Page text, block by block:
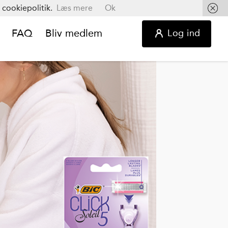
FAQ Bliv medlem Log ind
cookiepolitik. Læs mere Ok